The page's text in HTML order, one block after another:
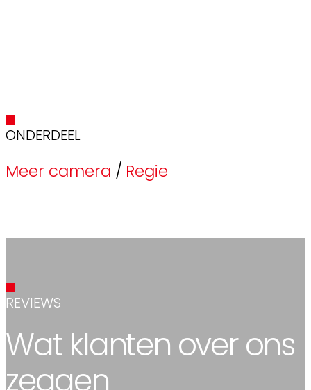
ONDERDEEL
Meer camera Regie
REVIEWS
Wat klanten over ons
zeggen